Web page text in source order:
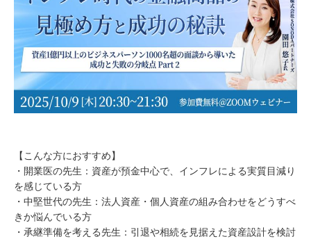
【こんな方におすすめ】
・開業医の先生：資産が預金中心で、インフレによる実質目減り
を感じている方
・中堅世代の先生：法人資産・個人資産の組み合わせをどうすべ
きか悩んでいる方
・承継準備を考える先生：引退や相続を見据えた資産設計を検討